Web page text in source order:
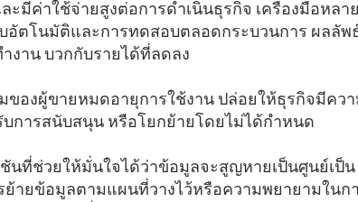
และมีค่าใช้จ่ายสูงต่อการดำเนินธุรกิจ เครื่องมือหลา
อัตโนมัติและการทดสอบตลอดกระบวนการ ผลลัพ
งาน บวกกับรายได้ที่ลดลง
การสนับสนุน หรือโยกย้ายโดยไม่ได้กำหนด
ที่ช่วยให้มั่นใจได้ว่าข้อมูลจะสูญหายเป็นศูนย์เป็น
ย้ายข้อมูลตามแผนที่วางไว้หรือความพยายามในก